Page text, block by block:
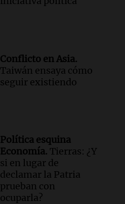
Conflicto en Asia.
Taiwán ensaya cómo
seguir existiendo
Política esquina
Economía. Tierras: ¿Y
si en lugar de
declamar la Patria
prueban con
ocuparla?